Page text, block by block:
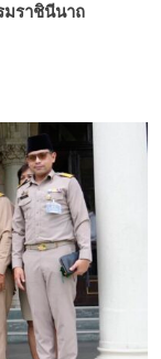
มราชินีนาถ